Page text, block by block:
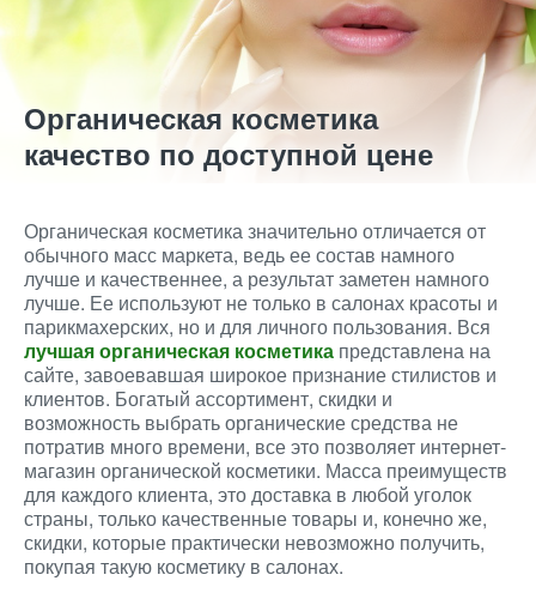
Органическая косметика
качество по доступной цене
Органическая косметика значительно отличается от
обычного масс маркета, ведь ее состав намного
лучше и качественнее, а результат заметен намного
лучше. Ее используют не только в салонах красоты и
парикмахерских, но и для личного пользования. Вся
лучшая органическая косметика представлена на
сайте, завоевавшая широкое признание стилистов и
клиентов. Богатый ассортимент, скидки и
возможность выбрать органические средства не
потратив много времени, все это позволяет интернет-
магазин органической косметики. Масса преимуществ
для каждого клиента, это доставка в любой уголок
страны, только качественные товары и, конечно же,
скидки, которые практически невозможно получить,
покупая такую косметику в салонах.